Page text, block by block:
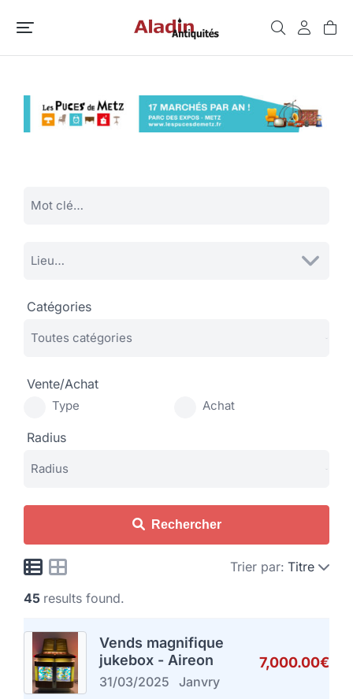
Catégories
Vente/Achat
Type Achat
Radius
Rechercher
Trier par: Titre
45 results found.
Vends magnifique
jukebox - Aireon
31/03/2025 Janvry
7,000.00€